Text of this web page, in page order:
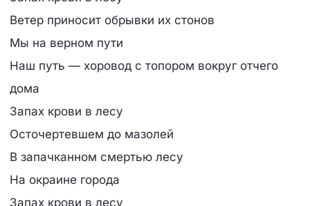
Ветер приносит обрывки их стонов
Мы на верном пути
Наш путь — хоровод с топором вокруг отчего
дома
Запах крови в лесу
Осточертевшем до мазолей
В запачканном смертью лесу
На окраине города
Запах крови в лесу